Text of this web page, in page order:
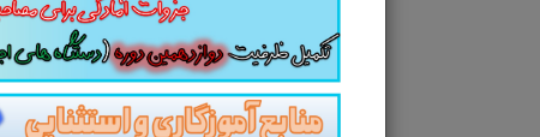
اسلامی ايران سوالات از متن کامل و جامع قانون حمل و نقل و عبور كالاهای خارجی از قلمرو جمهوری اسلامی ايران نمونه سوالات
جمهوری اسلامی ايران نکات طلایی قانون حمل و نقل و عبور كالاهای خارجی از قلمرو جمهوری اسلامی ايران برای آزمون استخدامی